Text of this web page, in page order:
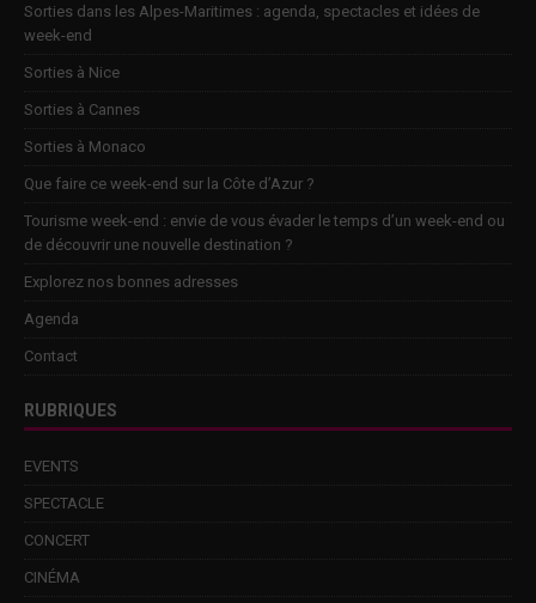
Sorties dans les Alpes-Maritimes : agenda, spectacles et idées de
week-end
Sorties à Nice
Sorties à Cannes
Sorties à Monaco
Que faire ce week-end sur la Côte d’Azur ?
Tourisme week-end : envie de vous évader le temps d’un week-end ou
de découvrir une nouvelle destination ?
Explorez nos bonnes adresses
Agenda
Contact
RUBRIQUES
EVENTS
SPECTACLE
CONCERT
CINÉMA